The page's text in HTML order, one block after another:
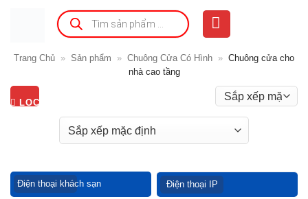
dung
Tìm
kiếm
sản
phẩm
Trang Chủ » Sản phẩm » Chuông Cửa Có Hình » Chuông cửa cho
nhà cao tầng
LỌC
Điện thoại khách sạn Điện thoại IP